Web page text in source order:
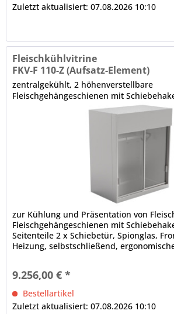
Zuletzt aktualisiert: 07.08.2026 10:10
Fleischkühlvitrine
FKV-F 110-Z (Aufsatz-Element)
zentralgekühlt, 2 höhenverstellbare
Fleischgehängeschienen mit
zur Kühlung und Präsentation von
Fleischgehängeschienen mit
Seitenteile 2 x Schiebetür, Spionglas,
Heizung, selbstschließend,
bauseitiger Tauwasserablauf erforderlich
9.256,00 € *
Bestellartikel
Zuletzt aktualisiert: 07.08.2026 10:10